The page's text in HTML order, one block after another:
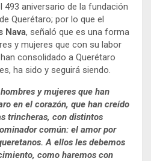
aniversario de la fundación
Querétaro; por lo que el
Nava, señaló que es una forma
y mujeres que con su labor
consolidado a Querétaro
ha sido y seguirá siendo.
y mujeres que han
en el corazón, que han creído
trincheras, con distintos
común: el amor por
A ellos les debemos
como haremos con